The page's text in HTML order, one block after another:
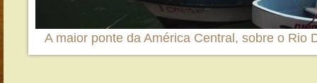
A maior ponte da América Central, sobre o Rio